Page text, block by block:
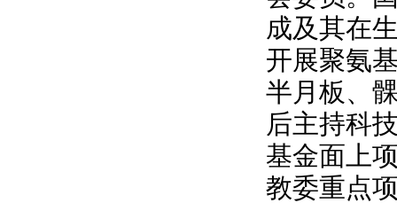
成及其在
开展聚氨
半月板、
后主持科
基金面上
教委重点